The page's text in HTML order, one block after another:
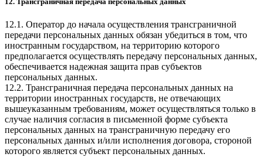
12.1. Оператор до начала осуществления трансграничной
передачи персональных данных обязан убедиться в том, что
иностранным государством, на территорию которого
предполагается осуществлять передачу персональных данных,
обеспечивается надежная защита прав субъектов
персональных данных.
12.2. Трансграничная передача персональных данных на
территории иностранных государств, не отвечающих
вышеуказанным требованиям, может осуществляться только в
случае наличия согласия в письменной форме субъекта
персональных данных на трансграничную передачу его
персональных данных и/или исполнения договора, стороной
которого является субъект персональных данных.